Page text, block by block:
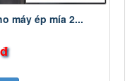
máy ép mía 2...